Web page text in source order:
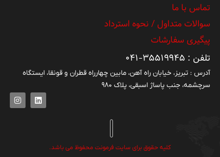
تماس با ما
سوالات متداول / نحوه استرداد
پیگیری سفارشات
تلفن : ۳۵۵۱۹۹۴۵-۰۴۱
آدرس : تبریز، خیابان راه آهن، مابین چهارراه قطران و قونقا، ایستگاه
سرچشمه، جنب پاساژ اسبقی، پلاک ۹۸۰
کلیه حقوق برای سایت فرمونت محفوظ می باشد.